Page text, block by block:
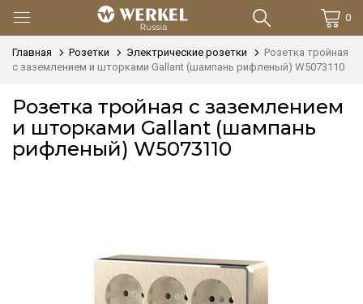
0
Главная Розетки Электрические розетки
Розетка тройная
с заземлением и шторками Gallant (шампань рифленый) W5073110
Розетка тройная с заземлением
и шторками Gallant (шампань
рифленый) W5073110